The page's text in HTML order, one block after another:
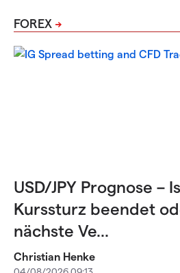
FOREX
USD/JPY Prognose –
Kurssturz beendet
nächste Ve...
Christian Henke